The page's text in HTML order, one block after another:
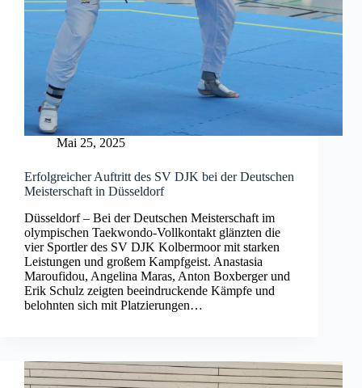
Mai 25, 2025
Erfolgreicher Auftritt des SV DJK bei der Deutschen
Meisterschaft in Düsseldorf
Düsseldorf – Bei der Deutschen Meisterschaft im
olympischen Taekwondo-Vollkontakt glänzten die
vier Sportler des SV DJK Kolbermoor mit starken
Leistungen und großem Kampfgeist. Anastasia
Maroufidou, Angelina Maras, Anton Boxberger und
Erik Schulz zeigten beeindruckende Kämpfe und
belohnten sich mit Platzierungen…